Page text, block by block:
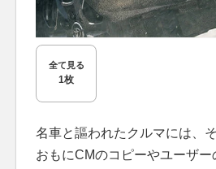
全て見る
1枚
名車と謳われたクルマには、
おもにCMのコピーやユーザ